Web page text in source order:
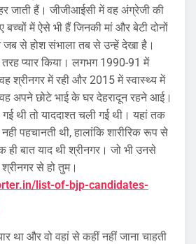
जाती हैं। जीजीआईसी में वह अंग्रेजी की
में ऐसे भी हैं जिनकी मां और बेटी दोनों
से होश संभाला तब से उन्हें देखा है।
प्यार किया। लगभग 1990-91 में
श्रीनगर में रही और 2015 में स्वास्थ्य में
अपने छोटे भाई के घर देहरादून रहने आई।
थी तो याददाश्त चली गई थी। यहां तक
पहचानती थी, हालांकि शारीरिक रूप से
बात याद थी श्रीनगर। जो भी उनसे
से हो तुम।
list-of-bjp-candidates-
था और वो वहां से कहीं नहीं जाना चाहती